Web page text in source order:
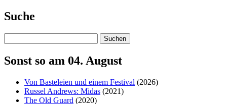
Suche
Suchen
Sonst so am 04. August
Von Basteleien und einem Festival (2026)
Russel Andrews: Midas (2021)
The Old Guard (2020)